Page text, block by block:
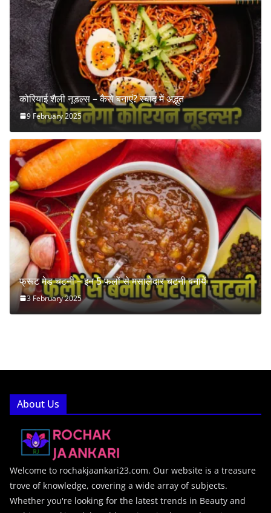
कोरियाई शैली नूडल्स – कैसे बनाएं? स्वाद में अद्भुत
9 February 2025
फ्रूट मेड चटनी – इन 5 फलों से मसालेदार चटनी बनायें
3 February 2025
About Us
Welcome to rochakjaankari23.com. Our website is a treasure
trove of knowledge, covering a wide array of subjects.
Whether you're looking for the latest trends in Beauty and